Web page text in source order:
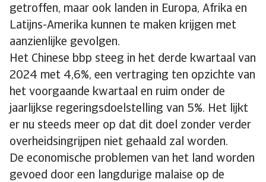
getroffen, maar ook landen in Europa, Afrika en
Latijns-Amerika kunnen te maken krijgen met
aanzienlijke gevolgen.
Het Chinese bbp steeg in het derde kwartaal van
2024 met 4,6%, een vertraging ten opzichte van
het voorgaande kwartaal en ruim onder de
jaarlijkse regeringsdoelstelling van 5%. Het lijkt
er nu steeds meer op dat dit doel zonder verder
overheidsingrijpen niet gehaald zal worden.
De economische problemen van het land worden
gevoed door een langdurige malaise op de